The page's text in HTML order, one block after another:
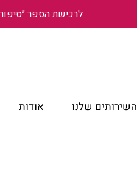
לרכישת הספר
השירותים שלנו אודות